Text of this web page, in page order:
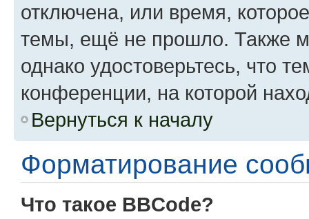
отключена, или время,
темы, ещё не прошло. Также
однако удостоверьтесь, что
конференции, на которой
Вернуться к началу
Форматирование
Что такое BBCode?